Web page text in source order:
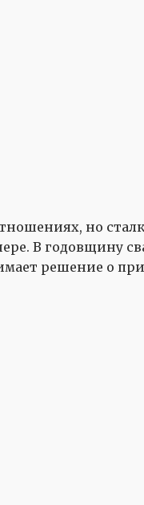
но
В годовщину
решение о